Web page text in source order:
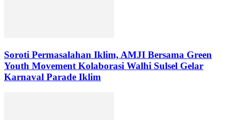
Soroti Permasalahan Iklim, AMJI Bersama Green
Youth Movement Kolaborasi Walhi Sulsel Gelar
Karnaval Parade Iklim